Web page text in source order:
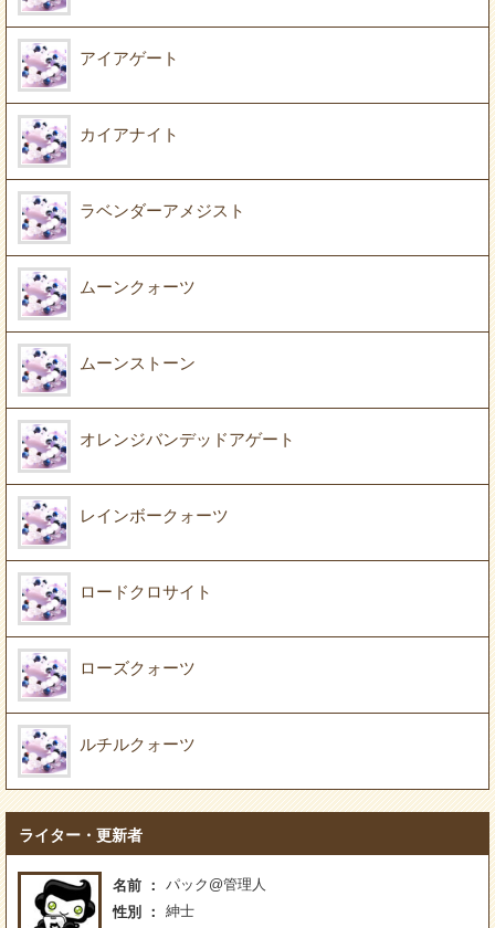
アイアゲート
カイアナイト
ラベンダーアメジスト
ムーンクォーツ
ムーンストーン
オレンジバンデッドアゲート
レインボークォーツ
ロードクロサイト
ローズクォーツ
ルチルクォーツ
ライター・更新者
名前
パック@管理人
性別
紳士